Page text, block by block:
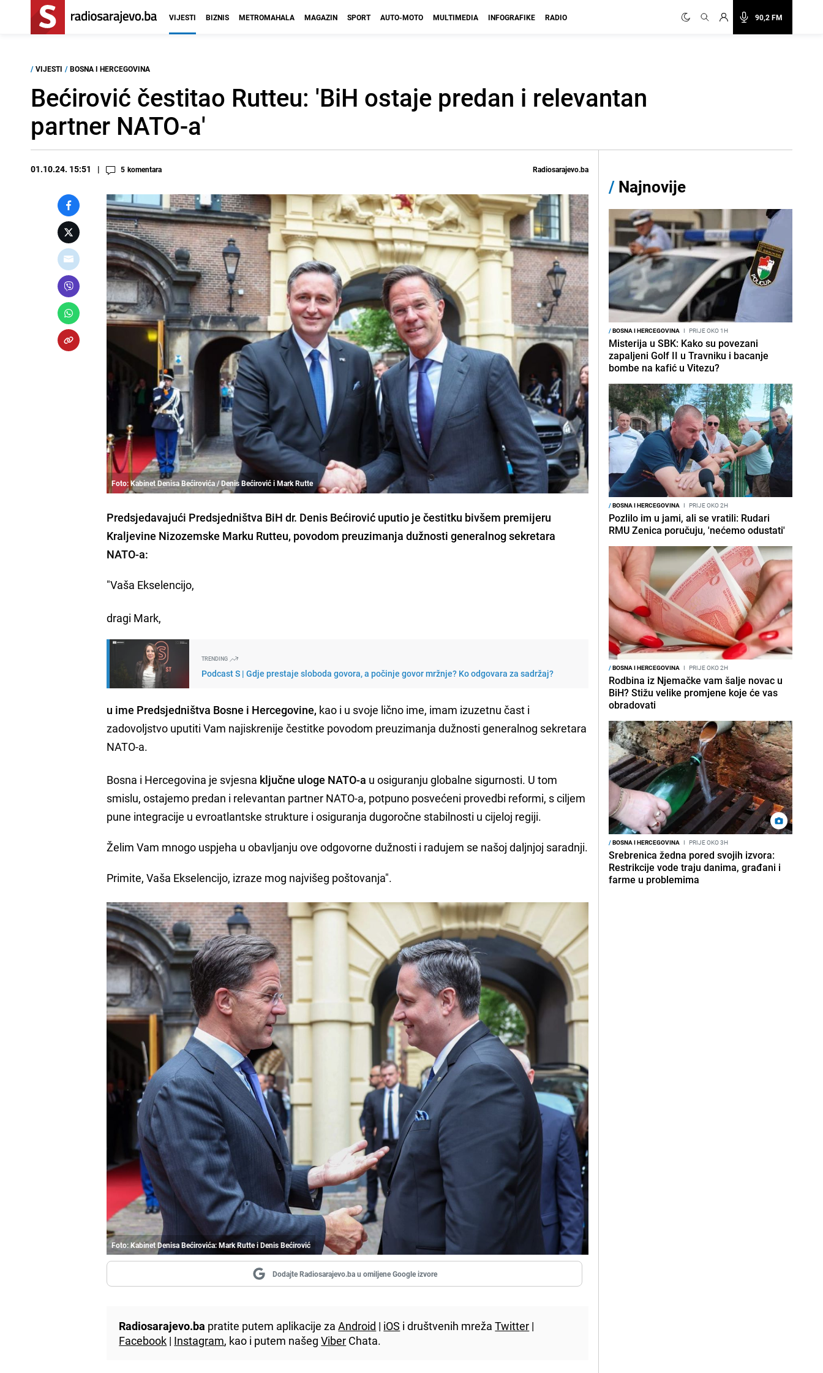
90,2 FM
VIJESTI BIZNIS METROMAHALA MAGAZIN SPORT AUTO-MOTO MULTIMEDIA INFOGRAFIKE RADIO
/ VIJESTI / BOSNA I HERCEGOVINA
Bećirović čestitao Rutteu: 'BiH ostaje predan i relevantan
partner NATO-a'
01.10.24. 15:51 5 komentara Radiosarajevo.ba
Foto: Kabinet Denisa Bećirovića / Denis Bećirović i Mark Rutte
Predsjedavajući Predsjedništva BiH dr. Denis Bećirović uputio je čestitku bivšem premijeru
Kraljevine Nizozemske Marku Rutteu, povodom preuzimanja dužnosti generalnog sekretara
NATO-a:
"Vaša Ekselencijo,
dragi Mark,
TRENDING
Podcast S | Gdje prestaje sloboda govora, a počinje govor mržnje? Ko odgovara za sadržaj?
u ime Predsjedništva Bosne i Hercegovine, kao i u svoje lično ime, imam izuzetnu čast i
zadovoljstvo uputiti Vam najiskrenije čestitke povodom preuzimanja dužnosti generalnog sekretara
NATO-a.
Bosna i Hercegovina je svjesna ključne uloge NATO-a u osiguranju globalne sigurnosti. U tom
smislu, ostajemo predan i relevantan partner NATO-a, potpuno posvećeni provedbi reformi, s ciljem
pune integracije u evroatlantske strukture i osiguranja dugoročne stabilnosti u cijeloj regiji.
Želim Vam mnogo uspjeha u obavljanju ove odgovorne dužnosti i radujem se našoj daljnjoj saradnji.
Primite, Vaša Ekselencijo, izraze mog najvišeg poštovanja".
Foto: Kabinet Denisa Bećirovića: Mark Rutte i Denis Bećirović
Dodajte Radiosarajevo.ba u omiljene Google izvore
Radiosarajevo.ba pratite putem aplikacije zaAndroid | iOS i društvenih mrežaTwitter |
Facebook | Instagram, kao i putem našegViber Chata.
/ Najnovije
/BOSNA I HERCEGOVINA I PRIJE OKO 1H
Misterija u SBK: Kako su povezani
zapaljeni Golf II u Travniku i bacanje
bombe na kafić u Vitezu?
/BOSNA I HERCEGOVINA I PRIJE OKO 2H
Pozlilo im u jami, ali se vratili: Rudari
RMU Zenica poručuju, 'nećemo odustati'
/BOSNA I HERCEGOVINA I PRIJE OKO 2H
Rodbina iz Njemačke vam šalje novac u
BiH? Stižu velike promjene koje će vas
obradovati
/BOSNA I HERCEGOVINA I PRIJE OKO 3H
Srebrenica žedna pored svojih izvora:
Restrikcije vode traju danima, građani i
farme u problemima